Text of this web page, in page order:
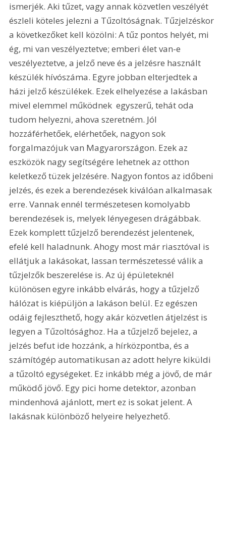
ismerjék. Aki tűzet, vagy annak közvetlen veszélyét
észleli köteles jelezni a Tűzoltóságnak. Tűzjelzéskor
a következőket kell közölni: A tűz pontos helyét, mi
ég, mi van veszélyeztetve; emberi élet van-e
veszélyeztetve, a jelző neve és a jelzésre használt
készülék hívószáma. Egyre jobban elterjedtek a
házi jelző készülékek. Ezek elhelyezése a lakásban 
mivel elemmel működnek  egyszerű, tehát oda
tudom helyezni, ahova szeretném. Jól
hozzáférhetőek, elérhetőek, nagyon sok
forgalmazójuk van Magyarországon. Ezek az
eszközök nagy segítségére lehetnek az otthon
keletkező tüzek jelzésére. Nagyon fontos az időbeni
jelzés, és ezek a berendezések kiválóan alkalmasak
erre. Vannak ennél természetesen komolyabb
berendezések is, melyek lényegesen drágábbak.
Ezek komplett tűzjelző berendezést jelentenek,
efelé kell haladnunk. Ahogy most már riasztóval is
ellátjuk a lakásokat, lassan természetessé válik a
tűzjelzők beszerelése is. Az új épületeknél
különösen egyre inkább elvárás, hogy a tűzjelző
hálózat is kiépüljön a lakáson belül. Ez egészen
odáig fejleszthető, hogy akár közvetlen átjelzést is
legyen a Tűzoltósághoz. Ha a tűzjelző bejelez, a
jelzés befut ide hozzánk, a hírközpontba, és a
számítógép automatikusan az adott helyre kiküldi
a tűzoltó egységeket. Ez inkább még a jövő, de már
működő jövő. Egy pici home detektor, azonban
mindenhová ajánlott, mert ez is sokat jelent. A
lakásnak különböző helyeire helyezhető.